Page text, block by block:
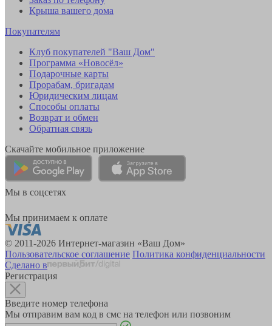
Крыша вашего дома
Покупателям
Клуб покупателей "Ваш Дом"
Программа «Новосёл»
Подарочные карты
Прорабам, бригадам
Юридическим лицам
Способы оплаты
Возврат и обмен
Обратная связь
Скачайте мобильное приложение
Мы в соцсетях
Мы принимаем к оплате
© 2011-2026 Интернет-магазин «Ваш Дом»
Пользовательское соглашение Политика конфиденциальности
Сделано в
Регистрация
Введите номер телефона
Мы отправим вам код в смс на телефон или позвоним